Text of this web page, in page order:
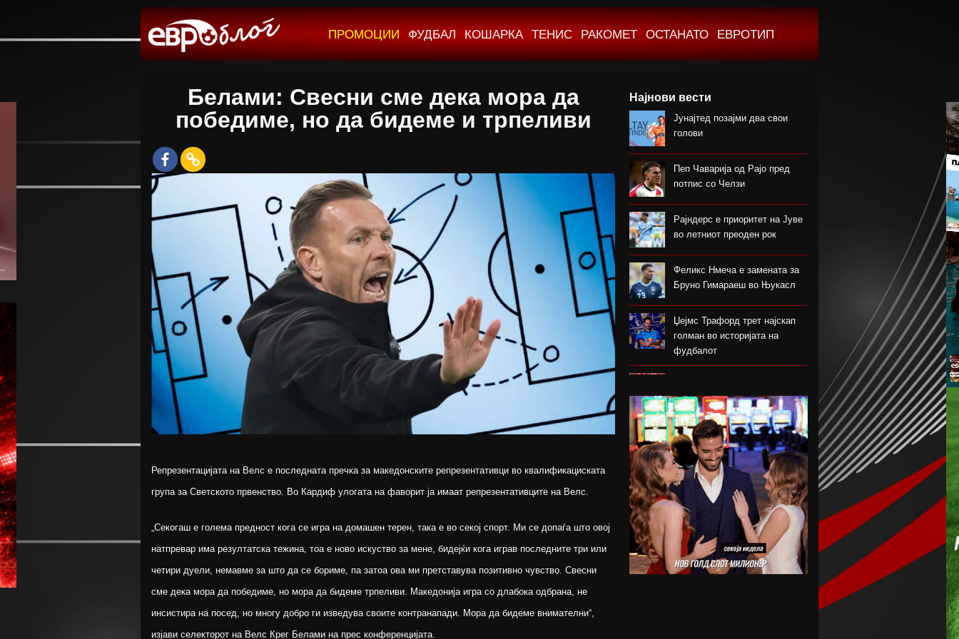
ПРОМОЦИИ ФУДБАЛ КОШАРКА ТЕНИС РАКОМЕТ ОСТАНАТО ЕВРОТИП
Белами: Свесни сме дека мора да
победиме, но да бидеме и трпеливи
Репрезентацијата на Велс е последната пречка за македонските репрезентативци во квалификациската
група за Светското првенство. Во Кардиф улогата на фаворит ја имаат репрезентативците на Велс.
„Секогаш е голема предност кога се игра на домашен терен, така е во секој спорт. Ми се допаѓа што овој
натпревар има резултатска тежина, тоа е ново искуство за мене, бидејќи кога играв последните три или
четири дуели, немавме за што да се бориме, па затоа ова ми претставува позитивно чувство. Свесни
сме дека мора да победиме, но мора да бидеме трпеливи. Македонија игра со длабока одбрана, не
инсистира на посед, но многу добро ги изведува своите контранапади. Мора да бидеме внимателни“,
изјави селекторот на Велс Крег Белами на прес конференцијата.
Најнови вести
Јунајтед позајми два свои
голови
Пеп Чаварија од Рајо пред
потпис со Челзи
Рајндерс е приоритет на Јуве
во летниот преоден рок
Феликс Нмеча е замената за
Бруно Гимараеш во Њукасл
Џејмс Трафорд трет најскап
голман во историјата на
фудбалот
победија Португалија и ќе
играат за деветтото место
КК Пелистер потпиша договор
со младински
репрезентативец
Магнес Аклиуш официјално
претставен во Париз
Мики ван де Вен се согласи
на нов договор со Тотенхем